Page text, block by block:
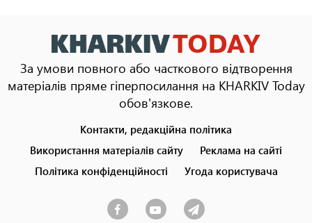
За умови повного або часткового відтворення
матеріалів пряме гіперпосилання на KHARKIV Today
обов'язкове.
menu
Контакти, редакційна політика
Використання матеріалів сайту
Реклама на сайті
Політика конфіденційності
Угода користувача